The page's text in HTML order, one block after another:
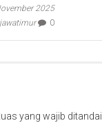
2025
0
yang wajib ditandai